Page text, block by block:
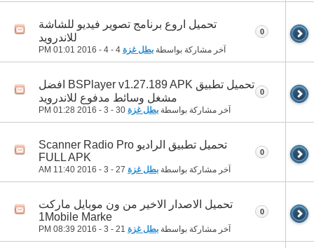
تحميل اروع برنامج تصوير فيديو للشاشة
للاندرويد
آخر مشاركة بواسطة بطل غزة 01:01 PM
0
تحميل تطبيق BSPlayer v1.27.189 APK افضل
مشغل وسائط مدفوع للاندرويد
آخر مشاركة بواسطة بطل غزة 01:28 PM
0
تحميل تطبيق الراديو Scanner Radio Pro
FULL APK
آخر مشاركة بواسطة بطل غزة 11:40 AM
0
تحميل الاصدار الاخير من ون موبايل ماركت
1Mobile Marke
آخر مشاركة بواسطة بطل غزة 08:39 PM
0